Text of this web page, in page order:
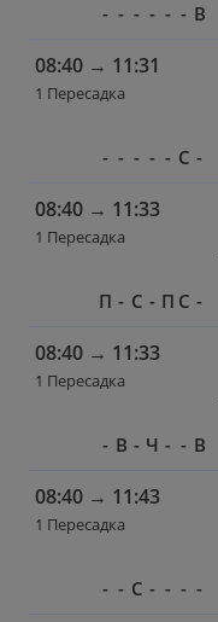
- - - - - - В
08:40 → 11:31
1 Пересадка
- - - - - С -
08:40 → 11:33
1 Пересадка
П - С - П С -
08:40 → 11:33
1 Пересадка
- В - Ч - - В
08:40 → 11:43
1 Пересадка
- - С - - - -